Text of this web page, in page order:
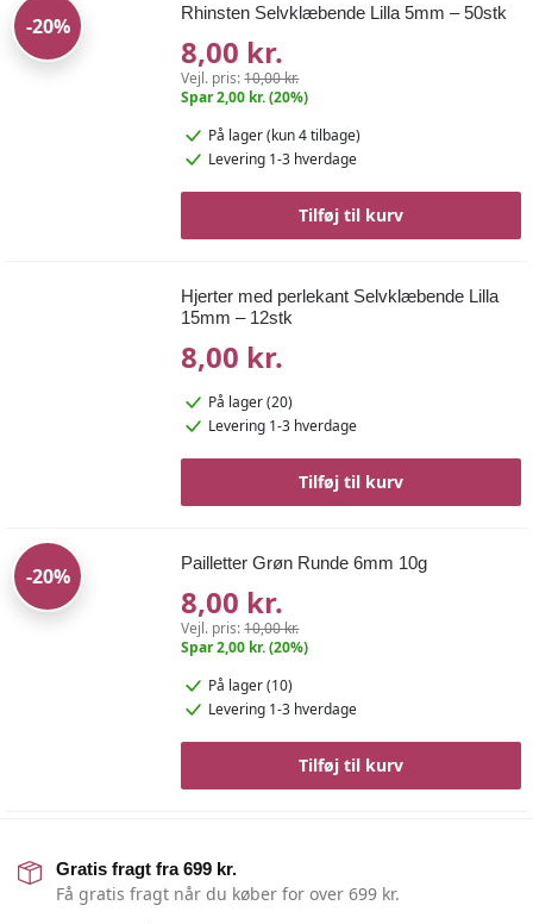
-20%
Rhinsten Selvklæbende Lilla 5mm – 50stk
8,00 kr.
Vejl. pris:10,00 kr.
Spar 2,00 kr. (20%)
På lager(kun 4 tilbage)
Levering 1-3 hverdage
Tilføj til kurv
Hjerter med perlekant Selvklæbende Lilla
15mm – 12stk
8,00 kr.
På lager (20)
Levering 1-3 hverdage
Tilføj til kurv
-20%
Pailletter Grøn Runde 6mm 10g
8,00 kr.
Vejl. pris:10,00 kr.
Spar 2,00 kr. (20%)
På lager (10)
Levering 1-3 hverdage
Tilføj til kurv
Gratis fragt fra 699 kr.
Få gratis fragt når du køber for over 699 kr.